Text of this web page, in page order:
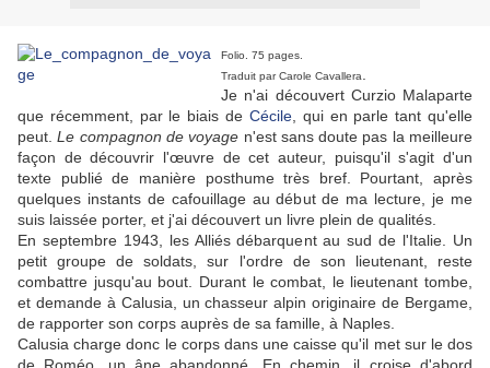
Folio. 75 pages.
Traduit par Carole Cavallera
Je n'ai découvert Curzio Malaparte
que récemment, par le biais de Cécile, qui en parle tant qu'elle
peut.Le compagnon de voyage n'est sans doute pas la meilleure
façon de découvrir l'œuvre de cet auteur, puisqu'il s'agit d'un
texte publié de manière posthume très bref. Pourtant, après
quelques instants de cafouillage au début de ma lecture, je me
suis laissée porter, et j'ai découvert un livre plein de qualités.
En septembre 1943, les Alliés débarquent au sud de l'Italie. Un
petit groupe de soldats, sur l'ordre de son lieutenant, reste
combattre jusqu'au bout. Durant le combat, le lieutenant tombe,
et demande à Calusia, un chasseur alpin originaire de Bergame,
de rapporter son corps auprès de sa famille, à Naples.
Calusia charge donc le corps dans une caisse qu'il met sur le dos